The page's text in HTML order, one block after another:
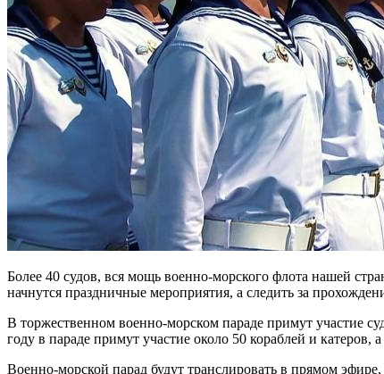
Более 40 судов, вся мощь военно-морского флота нашей
начнутся праздничные мероприятия, а следить за
В торжественном военно-морском параде примут участие
году в параде примут участие около 50 кораблей и
Военно-морской парад будут транслировать в прямом